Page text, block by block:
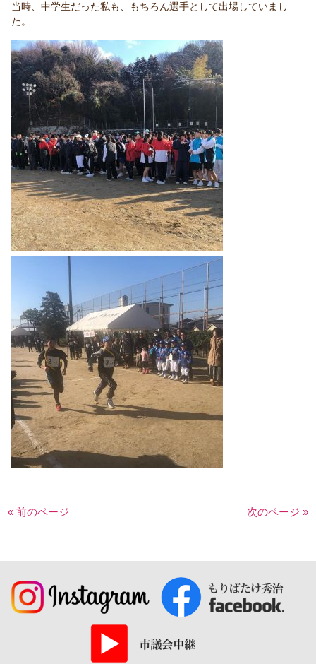
当時、中学生だった私も、もちろん選手として出場していまし
た。
« 前のページ 次のページ »